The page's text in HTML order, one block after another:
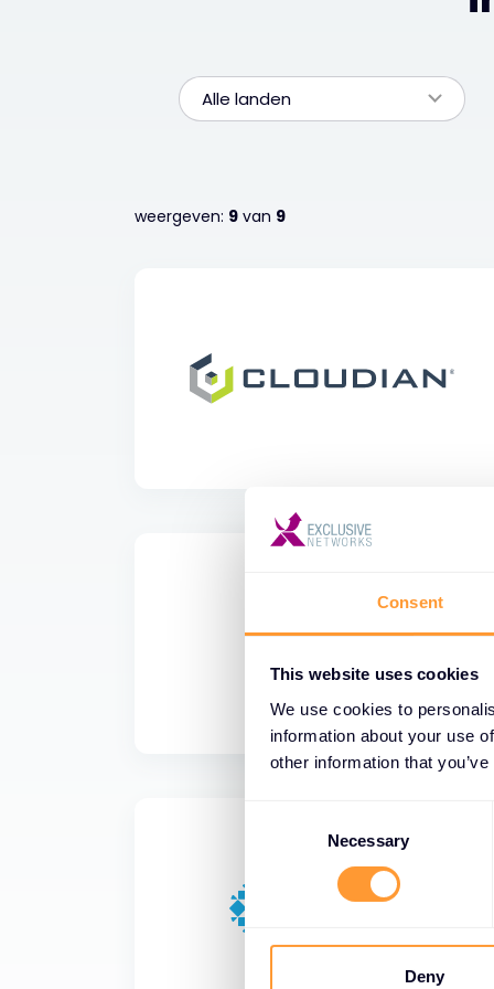
Consent
This website uses cookies
We use cookies to
information about your use
other information that
s
e
Necessary
Deny
Alle landen
weergeven: 9 van 9